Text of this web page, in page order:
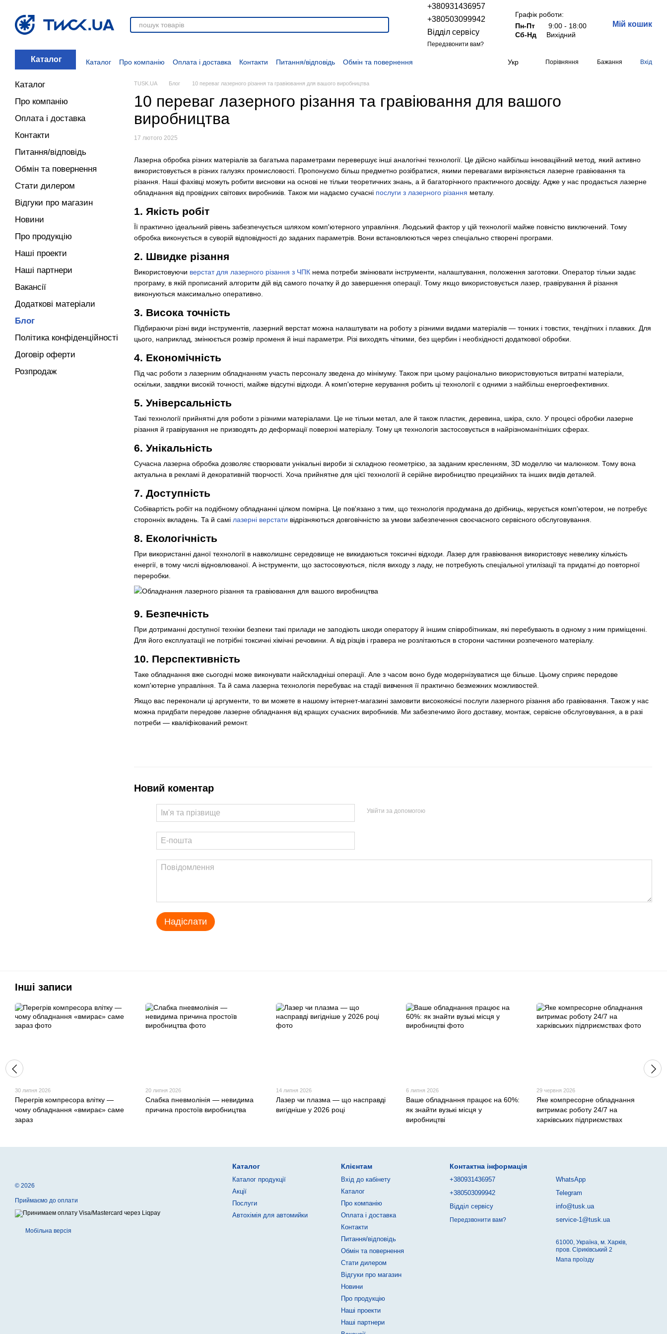
+380931436957
+380503099942
Відділ сервісу
Передзвонити вам?
Графік роботи:
Пн-Пт
9:00 - 18:00
Сб-Нд
Вихідний
Мій кошик
Каталог Каталог Про компанію Оплата і доставка Контакти Питання/відповідь
Обмін та повернення
Додаткові матеріали Блог Політика конфіденційності Договір оферти
Укр Порівняння Бажання Вхід
TUSK.UA Блог 10 переваг лазерного різання та гравіювання для вашого виробництва
10 переваг лазерного різання та гравіювання для вашого
виробництва
17 лютого 2025
Лазерна обробка різних матеріалів за багатьма параметрами перевершує інші аналогічні технології. Це дійсно найбільш інноваційний метод, який активно
використовується в різних галузях промисловості. Пропонуємо більш предметно розібратися, якими перевагами вирізняється лазерне гравіювання та
різання. Наші фахівці можуть робити висновки на основі не тільки теоретичних знань, а й багаторічного практичного досвіду. Адже у нас продається лазерне
обладнання від провідних світових виробників. Також ми надаємо сучасні послуги з лазерного різання металу.
1. Якість робіт
Її практично ідеальний рівень забезпечується шляхом комп'ютерного управління. Людський фактор у цій технології майже повністю виключений. Тому
обробка виконується в суворій відповідності до заданих параметрів. Вони встановлюються через спеціально створені програми.
2. Швидке різання
Використовуючи верстат для лазерного різання з ЧПК нема потреби змінювати інструменти, налаштування, положення заготовки. Оператор тільки задає
програму, в якій прописаний алгоритм дій від самого початку й до завершення операції. Тому якщо використовується лазер, гравірування й різання
виконуються максимально оперативно.
3. Висока точність
Підбираючи різні види інструментів, лазерний верстат можна налаштувати на роботу з різними видами матеріалів — тонких і товстих, тендітних і плавких. Для
цього, наприклад, змінюється розмір променя й інші параметри. Різі виходять чіткими, без щербин і необхідності додаткової обробки.
4. Економічність
Під час роботи з лазерним обладнанням участь персоналу зведена до мінімуму. Також при цьому раціонально використовуються витратні матеріали,
оскільки, завдяки високій точності, майже відсутні відходи. А комп'ютерне керування робить ці технології є одними з найбільш енергоефективних.
5. Універсальність
Такі технології прийнятні для роботи з різними матеріалами. Це не тільки метал, але й також пластик, деревина, шкіра, скло. У процесі обробки лазерне
різання й гравірування не призводять до деформації поверхні матеріалу. Тому ця технологія застосовується в найрізноманітніших сферах.
6. Унікальність
Сучасна лазерна обробка дозволяє створювати унікальні вироби зі складною геометрією, за заданим кресленням, 3D моделлю чи малюнком. Тому вона
актуальна в рекламі й декоративній творчості. Хоча прийнятне для цієї технології й серійне виробництво прецизійних та інших видів деталей.
7. Доступність
Собівартість робіт на подібному обладнанні цілком помірна. Це пов'язано з тим, що технологія продумана до дрібниць, керується комп'ютером, не потребує
сторонніх вкладень. Та й самі лазерні верстати відрізняються довговічністю за умови забезпечення своєчасного сервісного обслуговування.
8. Екологічність
При використанні даної технології в навколишнє середовище не викидаються токсичні відходи. Лазер для гравіювання використовує невелику кількість
енергії, в тому числі відновлюваної. А інструменти, що застосовуються, після виходу з ладу, не потребують спеціальної утилізації та придатні до повторної
переробки.
9. Безпечність
При дотриманні доступної техніки безпеки такі прилади не заподіють шкоди оператору й іншим співробітникам, які перебувають в одному з ним приміщенні.
Для його експлуатації не потрібні токсичні хімічні речовини. А від різців і гравера не розлітаються в сторони частинки розпеченого матеріалу.
10. Перспективність
Таке обладнання вже сьогодні може виконувати найскладніші операції. Але з часом воно буде модернізуватися ще більше. Цьому сприяє передове
комп'ютерне управління. Та й сама лазерна технологія перебуває на стадії вивчення її практично безмежних можливостей.
Якщо вас переконали ці аргументи, то ви можете в нашому інтернет-магазині замовити високоякісні послуги лазерного різання або гравіювання. Також у нас
можна придбати передове лазерне обладнання від кращих сучасних виробників. Ми забезпечимо його доставку, монтаж, сервісне обслуговування, а в разі
потреби — кваліфікований ремонт.
Новий коментар
Увійти за допомогою
Надіслати
Каталог
Про компанію
Оплата і доставка
Контакти
Питання/відповідь
Обмін та повернення
Стати дилером
Відгуки про магазин
Новини
Про продукцію
Наші проекти
Наші партнери
Вакансії
Додаткові матеріали
Блог
Політика конфіденційності
Договір оферти
Розпродаж
Інші записи
30 липня 2026
Перегрів компресора влітку —
чому обладнання «вмирає» саме
зараз
20 липня 2026
Слабка пневмолінія — невидима
причина простоїв виробництва
14 липня 2026
Лазер чи плазма — що насправді
вигідніше у 2026 році
6 липня 2026
Ваше обладнання працює на 60%:
як знайти вузькі місця у
виробництві
29 червня 2026
Яке компресорне обладнання
витримає роботу 24/7 на
харківських підприємствах
© 2026
Приймаємо до оплати
Мобільна версія
Каталог
Каталог продукції
Акції
Послуги
Автохімія для автомийки
Клієнтам
Вхід до кабінету
Каталог
Про компанію
Оплата і доставка
Контакти
Питання/відповідь
Обмін та повернення
Стати дилером
Відгуки про магазин
Новини
Про продукцію
Наші проекти
Наші партнери
Контактна інформація
+380931436957
+380503099942
Відділ сервісу
Передзвонити вам?
WhatsApp
Telegram
info@tusk.ua
service-1@tusk.ua
61000, Україна, м. Харків,
пров. Сіриківський 2
Мапа проїзду